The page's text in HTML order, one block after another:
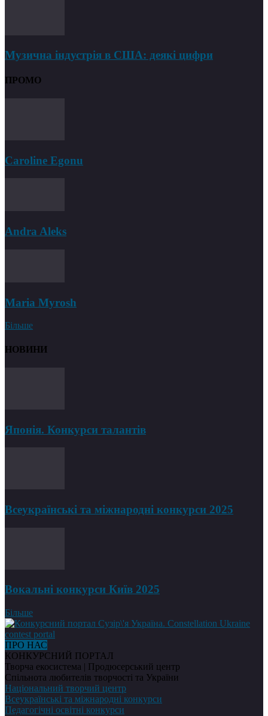
Музична індустрія в США: деякі цифри
ПРОМО
Caroline Egonu
Andra Aleks
Maria Myrosh
Більше
НОВИНИ
Японія. Конкурси талантів
Всеукраїнські та міжнародні конкурси 2025
Вокальні конкурси Київ 2025
Більше
ПРО НАС
КОНКУРСНИЙ ПОРТАЛ
Творча екосистема | Продюсерський центр
Спільнота любителів творчості та України
Національний творчий центр
Всеукраїнські та міжнародні конкурси
Педагогічні освітні конкурси